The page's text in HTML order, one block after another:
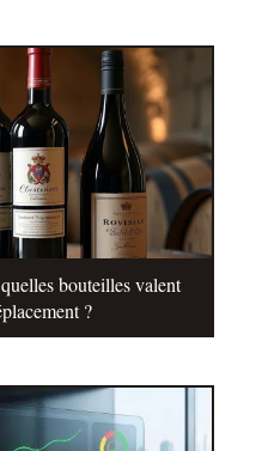
bouteilles valent
?